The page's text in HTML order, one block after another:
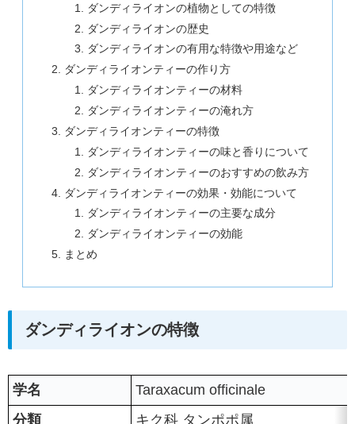
ダンディライオンの植物としての特徴
ダンディライオンの歴史
ダンディライオンの有用な特徴や用途など
ダンディライオンティーの作り方
ダンディライオンティーの材料
ダンディライオンティーの淹れ方
ダンディライオンティーの特徴
ダンディライオンティーの味と香りについて
ダンディライオンティーのおすすめの飲み方
ダンディライオンティーの効果・効能について
ダンディライオンティーの主要な成分
ダンディライオンティーの効能
まとめ
ダンディライオンの特徴
学名
Taraxacum officinale
分類
キク科 タンポポ属